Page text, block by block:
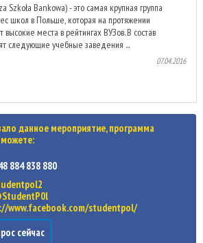
Szkoła Bankowa) - это самая крупная группа
школ в Польше, которая на протяжении
места в рейтингах ВУЗов. В состав
следующие учебные заведения ...
07.04.2016
данное мероприятие, программа
можете:
884 838 880
www.facebook.com/studentpol/
сейчас